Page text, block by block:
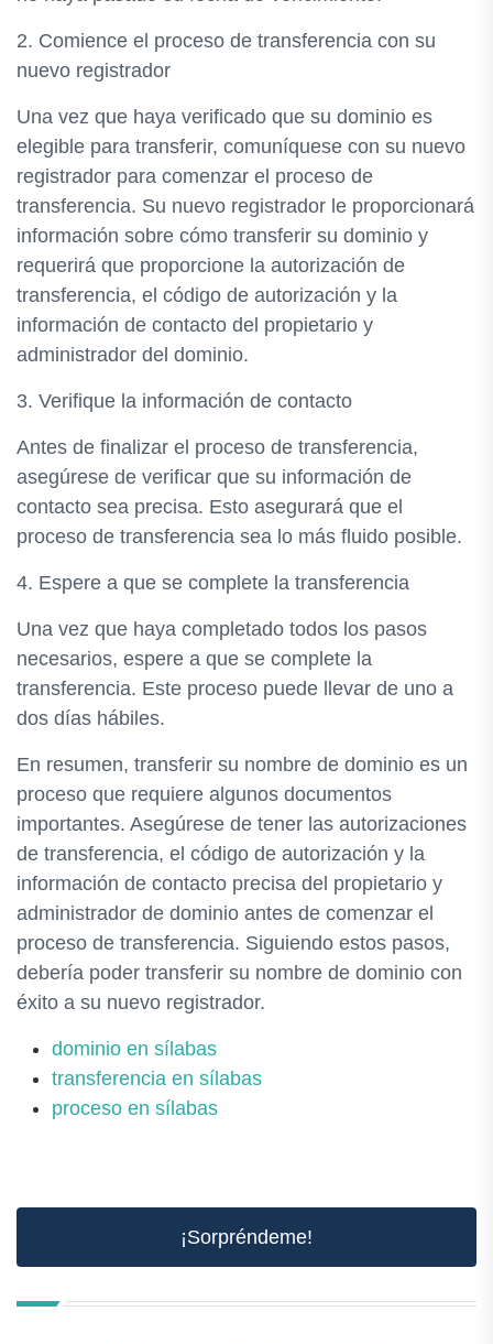
2. Comience el proceso de transferencia con su
nuevo registrador
Una vez que haya verificado que su dominio es
elegible para transferir, comuníquese con su nuevo
registrador para comenzar el proceso de
transferencia. Su nuevo registrador le proporcionará
información sobre cómo transferir su dominio y
requerirá que proporcione la autorización de
transferencia, el código de autorización y la
información de contacto del propietario y
administrador del dominio.
3. Verifique la información de contacto
Antes de finalizar el proceso de transferencia,
asegúrese de verificar que su información de
contacto sea precisa. Esto asegurará que el
proceso de transferencia sea lo más fluido posible.
4. Espere a que se complete la transferencia
Una vez que haya completado todos los pasos
necesarios, espere a que se complete la
transferencia. Este proceso puede llevar de uno a
dos días hábiles.
En resumen, transferir su nombre de dominio es un
proceso que requiere algunos documentos
importantes. Asegúrese de tener las autorizaciones
de transferencia, el código de autorización y la
información de contacto precisa del propietario y
administrador de dominio antes de comenzar el
proceso de transferencia. Siguiendo estos pasos,
debería poder transferir su nombre de dominio con
éxito a su nuevo registrador.
dominio en sílabas
transferencia en sílabas
proceso en sílabas
¡Sorpréndeme!